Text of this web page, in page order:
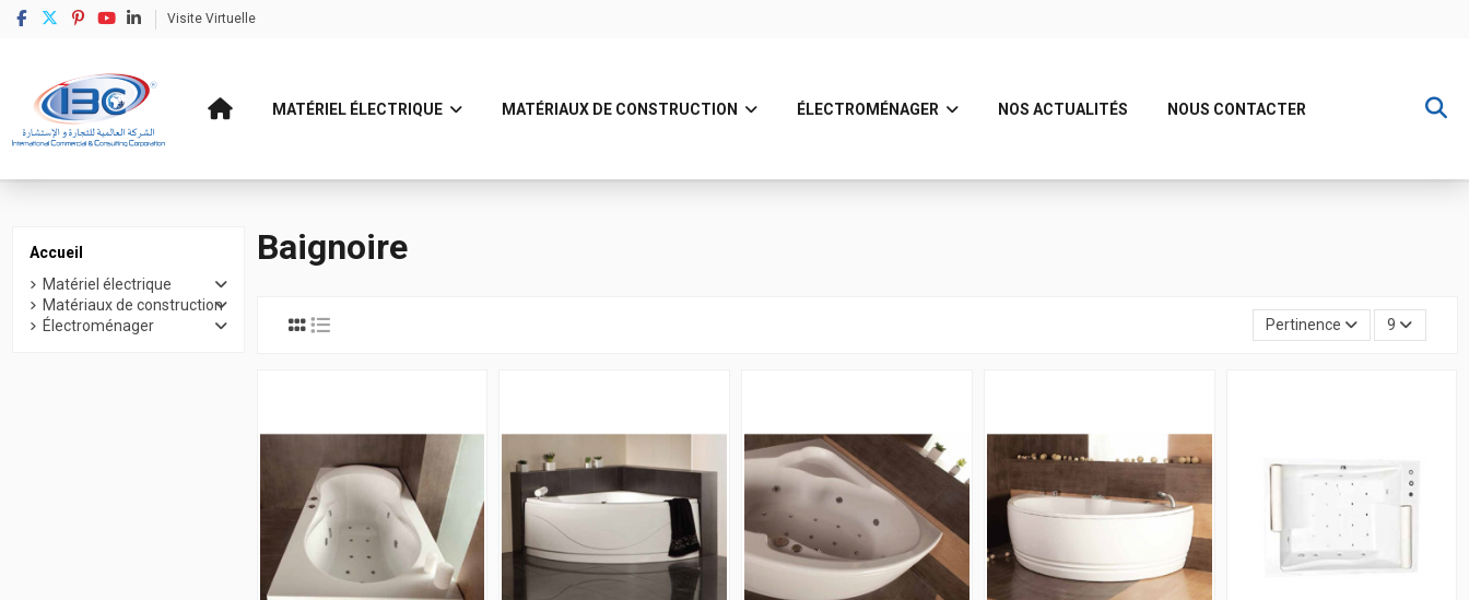
Visite Virtuelle
MATÉRIEL ÉLECTRIQUE MATÉRIAUX DE CONSTRUCTION ÉLECTROMÉNAGER NOS ACTUALITÉS NOUS CONTACTER
Baignoire
Pertinence 9
Accueil
Matériel électrique
Matériaux de construction
Électroménager